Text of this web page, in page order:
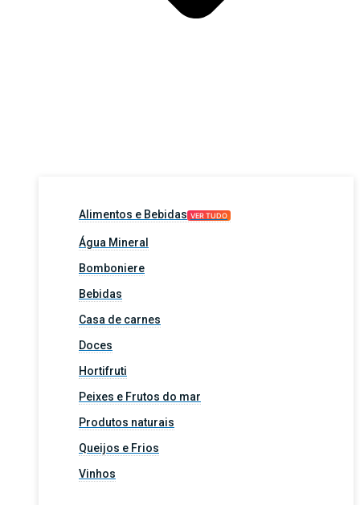
Alimentos e Bebidas VER TUDO
Água Mineral
Bomboniere
Bebidas
Casa de carnes
Doces
Hortifruti
Peixes e Frutos do mar
Produtos naturais
Queijos e Frios
Vinhos